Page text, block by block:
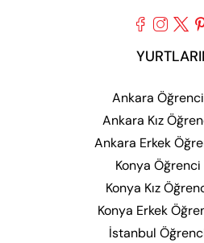
  
Ankara
Ankara Kız
Ankara Erkek
Konya Öğrenci
Konya Kız
Konya Erkek
İstanbul